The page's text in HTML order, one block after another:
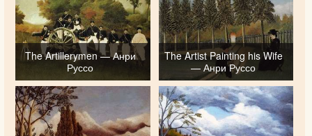
The Artillerymen — Анри
Руссо
The Artist Painting his Wife
— Анри Руссо